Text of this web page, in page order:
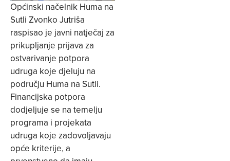
Općinski načelnik Huma na
Sutli Zvonko Jutriša
raspisao je javni natječaj za
prikupljanje prijava za
ostvarivanje potpora
udruga koje djeluju na
području Huma na Sutli.
Financijska potpora
dodjeljuje se na temelju
programa i projekata
udruga koje zadovoljavaju
opće kriterije, a